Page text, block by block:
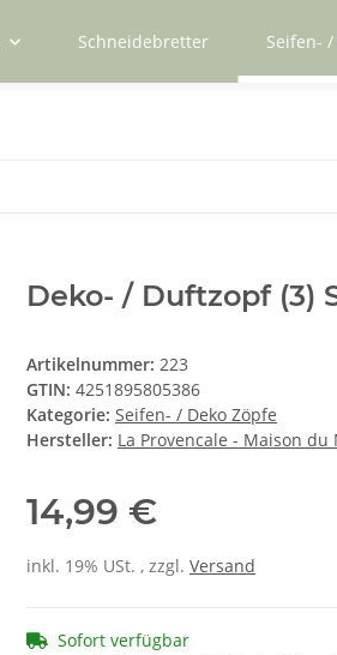
Schneidebretter Seifen-
Deko- / Duftzopf (3)
Artikelnummer: 223
GTIN: 4251895805386
Kategorie: Seifen- / Deko Zöpfe
Hersteller: La Provencale - Maison du
14,99 €
inkl. 19% USt. , zzgl. Versand
Sofort verfügbar